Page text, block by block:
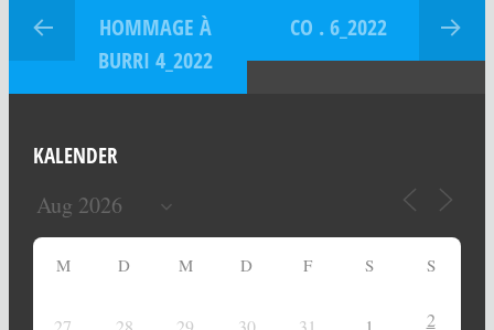
HOMMAGE À
BURRI 4_2022
CO . 6_2022
KALENDER
M D M D F S S
2